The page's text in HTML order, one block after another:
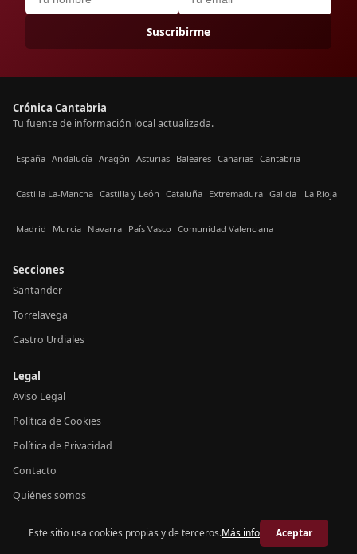
Suscribirme
Crónica Cantabria
Tu fuente de información local actualizada.
España Andalucía Aragón Asturias Baleares Canarias Cantabria
Castilla La-Mancha Castilla y León Cataluña Extremadura Galicia La Rioja
Madrid Murcia Navarra País Vasco Comunidad Valenciana
Secciones
Santander
Torrelavega
Castro Urdiales
Legal
Aviso Legal
Política de Cookies
Política de Privacidad
Contacto
Quiénes somos
© 2026 Crónica Cantabria
Este sitio usa cookies propias y de terceros.Más info Aceptar